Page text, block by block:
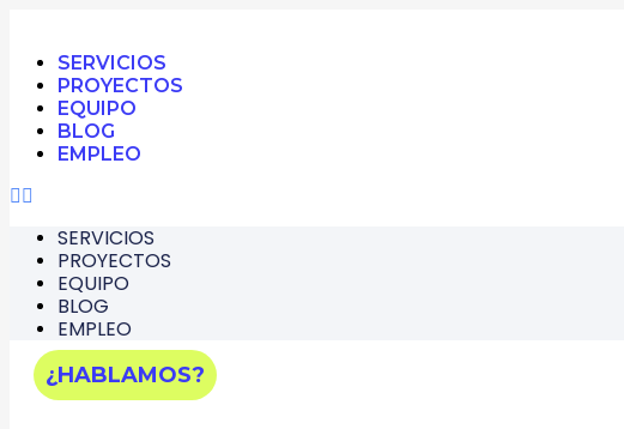
SERVICIOS
PROYECTOS
EQUIPO
BLOG
EMPLEO
SERVICIOS
PROYECTOS
EQUIPO
BLOG
EMPLEO
¿HABLAMOS?